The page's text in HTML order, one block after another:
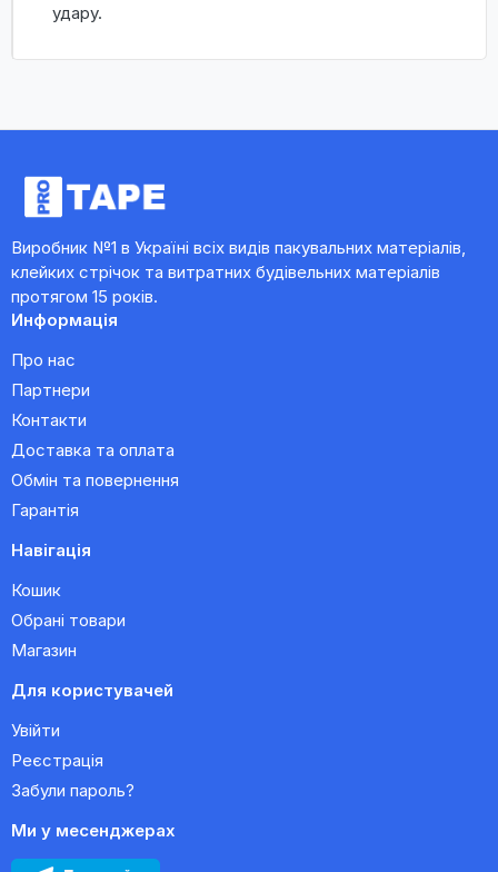
удару.
Виробник №1 в Україні всіх видів пакувальних матеріалів,
клейких стрічок та витратних будівельних матеріалів
протягом 15 років.
Информація
Про нас
Партнери
Контакти
Доставка та оплата
Обмін та повернення
Гарантія
Навігація
Кошик
Обрані товари
Магазин
Для користувачей
Увійти
Реєстрація
Забули пароль?
Ми у месенджерах